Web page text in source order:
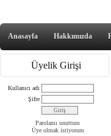
Anasayfa Hakkımızda
Üyelik Girişi
Kullanıcı adı
Şifre
Parolamı unuttum
Üye olmak istiyorum